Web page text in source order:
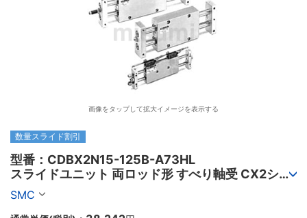
画像をタップして拡大イメージを表示する
数量スライド割引
型番：CDBX2N15-125B-A73HL
スライドユニット 両ロッド形 すべり軸受 CX2シリ
ーズ
SMC